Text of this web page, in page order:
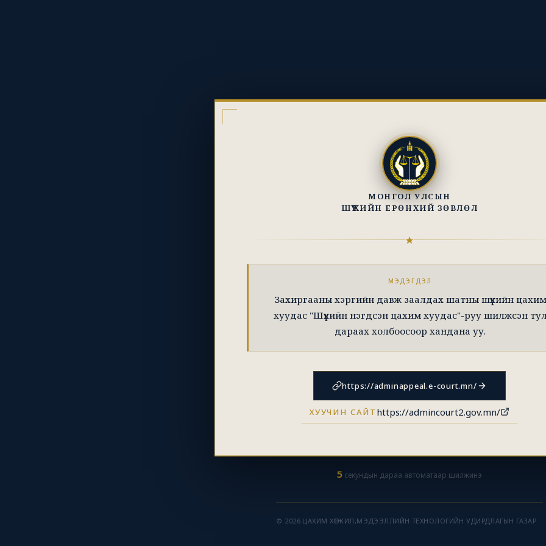
МОНГОЛ УЛСЫН
ШҮҮХИЙН ЕРӨНХИЙ ЗӨВЛӨЛ
МЭДЭГДЭЛ
Захиргааны хэргийн давж заалдах шатны шүүхийн цахим
хуудас "Шүүхийн нэгдсэн цахим хуудас"-руу шилжсэн
дараах холбоосоор хандана уу.
https://adminappeal.e-court.mn/
ХУУЧИН САЙТ https://admincourt2.gov.mn/
5 секундын дараа автоматаар шилжинэ
© 2026 ЦАХИМ ХӨГЖИЛ,МЭДЭЭЛЛИЙН ТЕХНОЛОГИЙН УДИРДЛАГЫН ГАЗАР